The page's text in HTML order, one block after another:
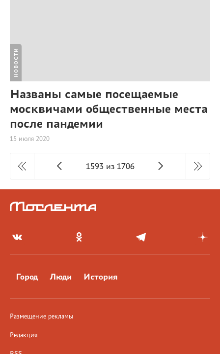
НОВОСТИ
Названы самые посещаемые
москвичами общественные места
после пандемии
15 июля 2020
1593 из 1706
Город Люди История
Размещение рекламы
Редакция